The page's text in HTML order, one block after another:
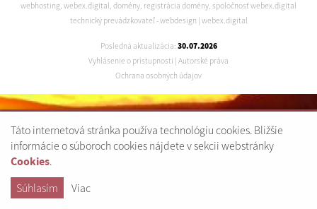
Táto internetová stránka používa technológiu cookies. Bližšie
informácie o súboroch cookies nájdete v sekcii webstránky
Cookies.
Súhlasím
Viac
webhosting, webex.digital , domény, registrácia domény, spoločnosť webex.digital
technický prevádzkovateľ-webdesign webex.digital
Posledná aktualizácia: 30.07.2026
Vyhlásenie o prístupnosti Autorské práva
Ochrana osobných údajov